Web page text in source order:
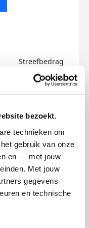
bezoekt.
technieken om
gebruik van onze
en — met jouw
Met jouw
gegevens
en technische
Streefbedrag
€500